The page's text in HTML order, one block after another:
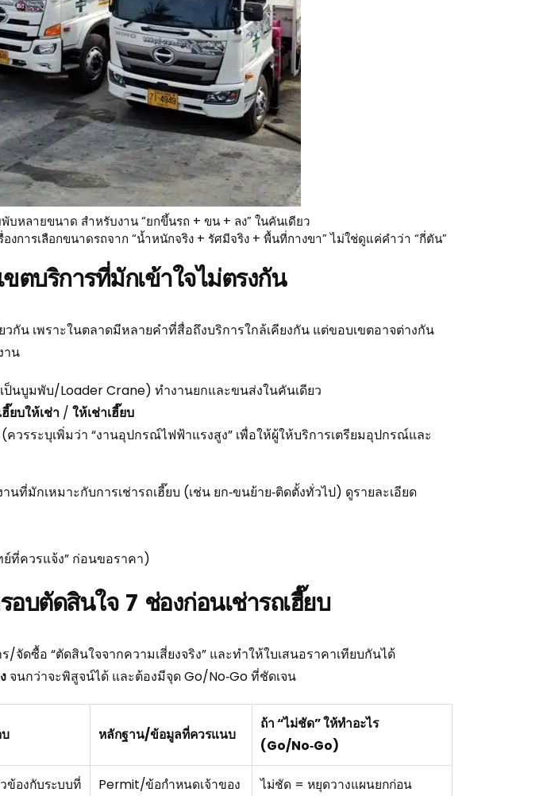
บหลายขนาด สำหรับงาน “ยกขึ้นรถ + ขน + ลง” ในคันเดียว
องการเลือกขนาดรถจาก “น้ำหนักจริง + รัศมีจริง + พื้นที่กางขา” ไม่ใช่ดูแค่คำว่า “กี่ตัน”
ตบริการที่มักเข้าใจไม่ตรงกัน
กัน เพราะในตลาดมีหลายคำที่สื่อถึงบริการใกล้เคียงกัน แต่ขอบเขตอาจต่างกัน
าน
ป็นบูมพับ/Loader Crane) ทำงานยกและขนส่งในคันเดียว
ฮี๊ยบให้เช่า / ให้เช่าเฮี๊ยบ
รระบุเพิ่มว่า “งานอุปกรณ์ไฟฟ้าแรงสูง” เพื่อให้ผู้ให้บริการเตรียมอุปกรณ์และ
ที่มักเหมาะกับการเช่ารถเฮี๊ยบ (เช่น ยก‑ขนย้าย‑ติดตั้งทั่วไป) ดูรายละเอียด
ที่ควรแจ้ง” ก่อนขอราคา)
บตัดสินใจ 7 ช่องก่อนเช่ารถเฮี๊ยบ
ดซื้อ “ตัดสินใจจากความเสี่ยงจริง” และทำให้ใบเสนอราคาเทียบกันได้
จนกว่าจะพิสูจน์ได้ และต้องมีจุด Go/No‑Go ที่ชัดเจน
หลักฐาน/ข้อมูลที่ควรแนบ
ถ้า “ไม่ชัด” ให้ทำอะไร
(Go/No‑Go)
ข้องกับระบบที่ Permit/ข้อกำหนดเจ้าของ ไม่ชัด = หยุดวางแผนยกก่อน